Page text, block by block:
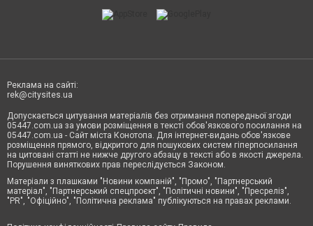
Реклама на сайті:
rek@citysites.ua
Допускається цитування матеріалів без отримання попередньої згоди
05447.com.ua за умови розміщення в тексті обов'язкового посилання на
05447.com.ua - Сайт міста Конотопа. Для інтернет-видань обов'язкове
розміщення прямого, відкритого для пошукових систем гіперпосилання
на цитовані статті не нижче другого абзацу в тексті або в якості джерела.
Порушення виняткових прав переслідується Законом.
Матеріали з плашками "Новини компаній", "Промо", "Партнерський
матеріал", "Партнерський спецпроєкт", "Політичні новини", "Пресреліз",
"PR", "Офіційно", "Політична реклама" публікуються на правах реклами.